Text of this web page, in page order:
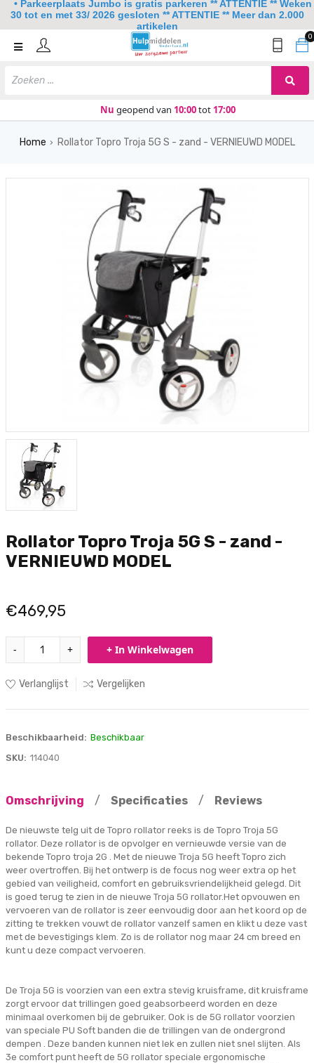
0
Nu geopend van 10:00tot 17:00
Home
Lezen en schrijven
Home › Rollator Topro Troja 5G S - zand - VERNIEUWD MODEL
Rollator Topro Troja 5G S - zand -
VERNIEUWD MODEL
€469,95
- + + In Winkelwagen
Verlanglijst Vergelijken
Beschikbaarheid: Beschikbaar
SKU: 114040
Omschrijving / Specificaties / Reviews
De nieuwste telg uit de Topro rollator reeks is de Topro Troja 5G
rollator. Deze rollator is de opvolger en vernieuwde versie van de
bekende Topro troja 2G . Met de nieuwe Troja 5G heeft Topro zich
weer overtroffen. Bij het ontwerp is de focus nog weer extra op het
gebied van veiligheid, comfort en gebruiksvriendelijkheid gelegd. Dit
is goed terug te zien in de nieuwe Troja 5G rollator.Het opvouwen en
vervoeren van de rollator is zeer eenvoudig door aan het koord op de
zitting te trekken vouwt de rollator vanzelf samen en klikt u deze vast
met de bevestigings klem. Zo is de rollator nog maar 24 cm breed en
kunt u deze compact vervoeren.
De Troja 5G is voorzien van een extra stevig kruisframe, dit kruisframe
zorgt ervoor dat trillingen goed geabsorbeerd worden en deze
minimaal overkomen bij de gebruiker. Ook is de 5G rollator voorzien
van speciale PU Soft banden die de trillingen van de ondergrond
dempen . Deze banden kunnen niet lek en zullen niet snel slijten. Als
3e comfort punt heeft de 5G rollator speciale ergonomische
• Parkeerplaats Jumbo is gratis parkeren ** ATTENTIE ** Weken
30 tot en met 33/ 2026 gesloten ** ATTENTIE ** Meer dan 2.000
artikelen